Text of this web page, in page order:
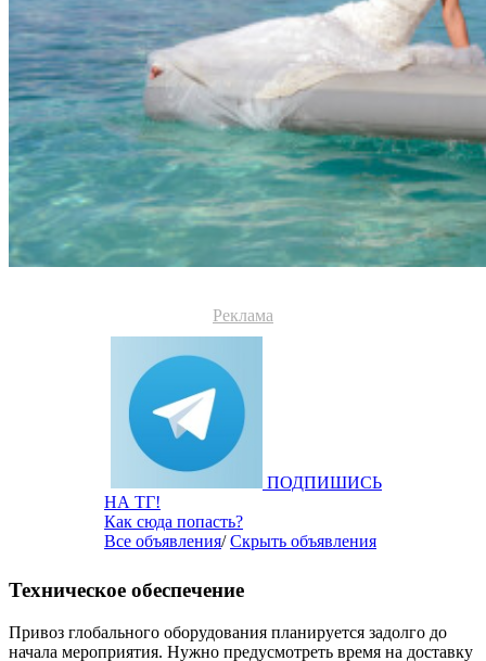
Реклама
ПОДПИШИСЬ
НА ТГ!
Как сюда попасть?
Все объявления/Скрыть объявления
Техническое обеспечение
Привоз глобального оборудования планируется задолго до
начала мероприятия. Нужно предусмотреть время на доставку